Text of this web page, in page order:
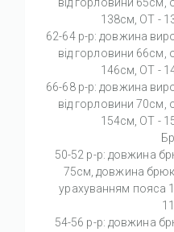
від горловини 65см,
138см, ОТ -
62-64 р-р: довжина
від горловини 66см,
146см, ОТ -
66-68 р-р: довжина
від горловини 70см,
154см, ОТ -
50-52 р-р: довжина
75см, довжина
урахуванням пояса
54-56 р-р: довжина